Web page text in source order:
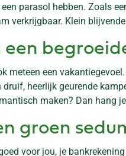
parasol hebben. Zoals
verkrijgbaar. Klein
een
meteen een
druif, heerlijk geurende
maken? Dan hang
groen
voor jou, je